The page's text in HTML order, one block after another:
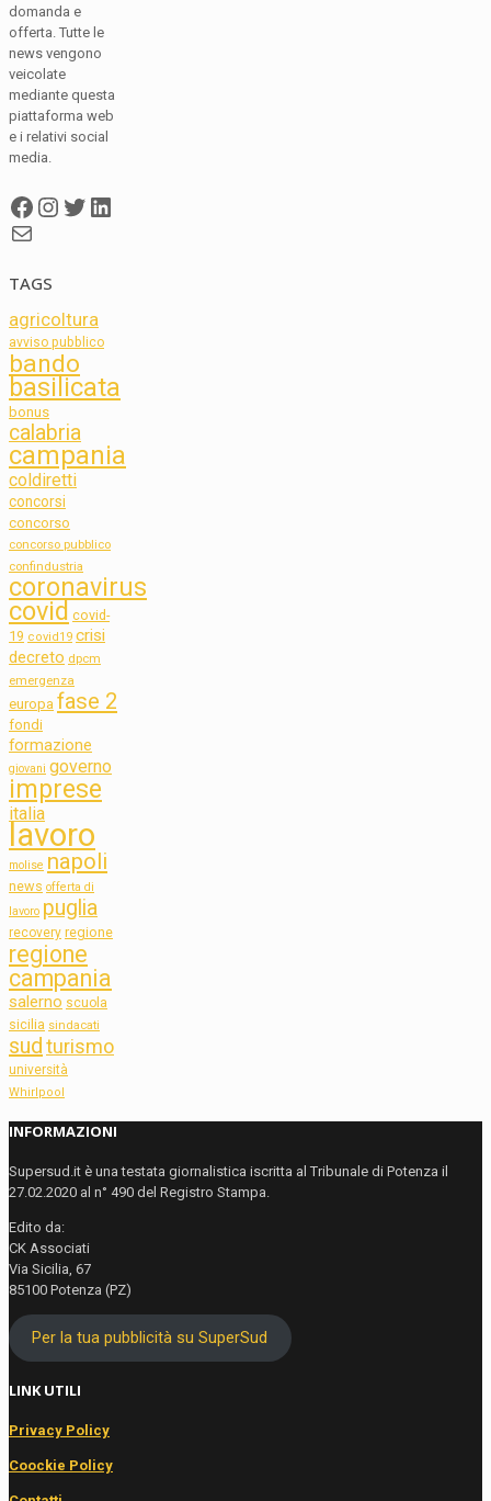
domanda e
offerta. Tutte le
news vengono
veicolate
mediante questa
piattaforma web
e i relativi social
media.
Facebook
Instagram
Twitter
LinkedIn
Mail
TAGS
agricoltura
avviso pubblico
bando
basilicata
bonus
calabria
campania
coldiretti
concorsi
concorso
concorso pubblico
confindustria
coronavirus
covid covid-
19 covid19 crisi
decreto dpcm
emergenza
europa fase 2
fondi
formazione
giovani governo
imprese
italia
lavoro
molise napoli
news offerta di
lavoro puglia
recovery regione
regione
campania
salerno scuola
sicilia sindacati
sudturismo
università
Whirlpool
INFORMAZIONI
Supersud.it è una testata giornalistica iscritta al Tribunale di Potenza il
27.02.2020 al n° 490 del Registro Stampa.
Edito da:
CK Associati
Via Sicilia, 67
85100 Potenza (PZ)
Per la tua pubblicità su SuperSud
LINK UTILI
Privacy Policy
Coockie Policy